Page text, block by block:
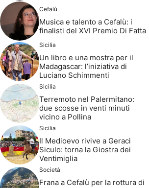
Cefalù
Musica e talento a Cefalù: i
finalisti del XVI Premio Di Fatta
Sicilia
Un libro e una mostra per il
Madagascar: l’iniziativa di
Luciano Schimmenti
Sicilia
Terremoto nel Palermitano:
due scosse in venti minuti
vicino a Pollina
Sicilia
Il Medioevo rivive a Geraci
Siculo: torna la Giostra dei
Ventimiglia
Società
Frana a Cefalù per la rottura di